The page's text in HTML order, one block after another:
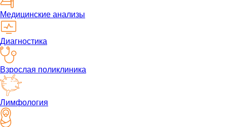
Медицинские анализы
Диагностика
Взрослая поликлиника
Лимфология